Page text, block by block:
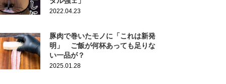
2022.04.23
豚肉で巻いたモノに「これは新発
明」 ご飯が何杯あっても足りな
い一品が？
2025.01.28